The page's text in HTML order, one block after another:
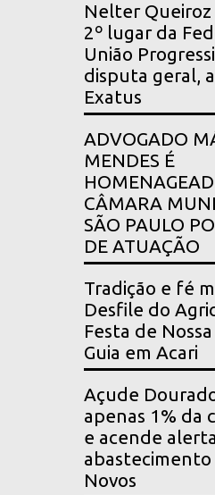
Nelter Queiroz
2º lugar da
União
disputa geral,
Exatus
ADVOGADO
MENDES É
CÂMARA
SÃO PAULO
DE ATUAÇÃO
Tradição e fé
Desfile do
Festa de
Guia em Acari
Açude
apenas 1% da
e acende
abastecimento
Novos